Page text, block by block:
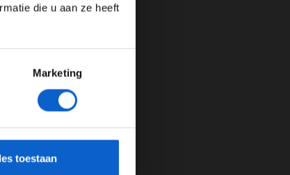
die u aan ze heeft
Marketing
toestaan